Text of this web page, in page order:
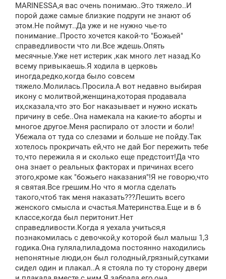
б
щ
н
и
MARINESSA,я вас очень понимаю..Это тяжело..И
порой даже самые близкие подруги не знают об
этом.Не поймут..Да уже и не нужно чье-то
понимание..Просто хочется какой-то "Божьей"
справедливости что ли.Все ждешь.Опять
месячные.Уже нет истерик ,как много лет назад.Ко
всему привыкаешь.Я ходила в церковь
иногда,редко,когда было совсем
тяжело.Молилась.Просила.А вот недавно выбирая
икону с молитвой,женщина,которая продавала
их,сказала,что это Бог наказывает и нужно искать
причину в себе..Она намекала на какие-то аборты и
многое другое.Меня распирало от злости и боли!
Убежала от туда со слезами и больше не пойду.Так
хотелось прокричать ей,что не дай Бог пережить тебе
то,что пережила я и сколько еще предстоит!Да что
она знает о реальных факторах и причинах всего
этого,кроме как "божьего наказания"!Я не говорю,что
я святая.Все грешим.Но что я могла сделать
такого,чтоб так меня наказать???Лешить всего
женского смысла и счастья.Материнства.Еще и в 6
классе,когда был перитонит.Нет
справедливости.Когда я уехала учиться,я
познакомилась с девочкой,у которой был малыш 1,3
годика.Она гуляла,пила,дома постоянно находились
непонятные люди,он был голодный,грязный,сутками
сидел один и плакал..А я стояла по ту сторону двери